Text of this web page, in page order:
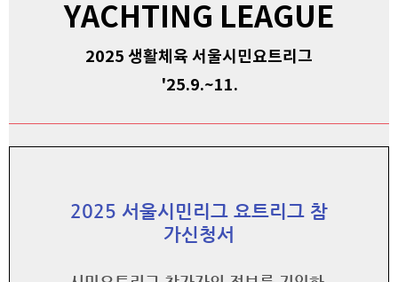
YACHTING LEAGUE
2025 생활체육 서울시민요트리그
'25.9.~11.
2025 서울시민리그 요트리그 참
가신청서